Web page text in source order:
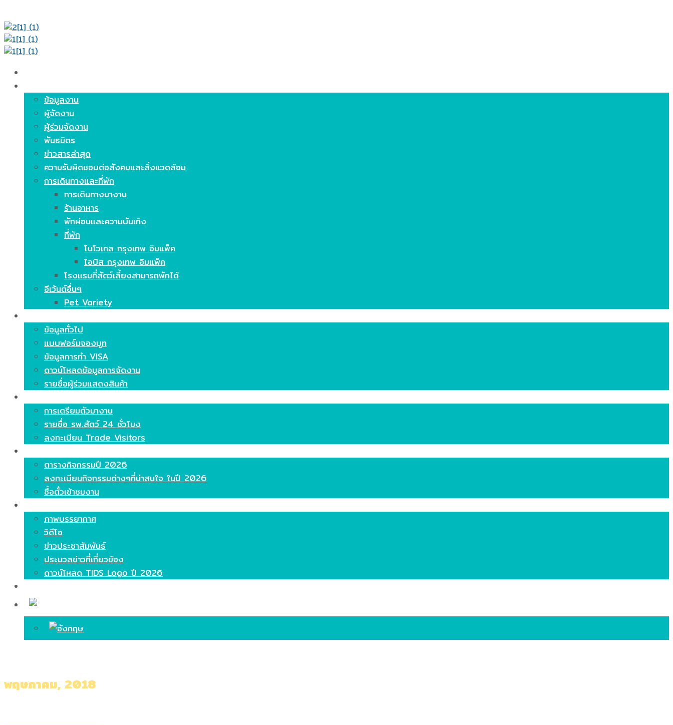
ข้อมูลงาน
ผู้จัดงาน
ผู้ร่วมจัดงาน
พันธมิตร
ข่าวสารล่าสุด
ความรับผิดชอบต่อสังคมและสิ่งแวดล้อม
การเดินทางและที่พัก
การเดินทางมางาน
ร้านอาหาร
พักผ่อนและความบันเทิง
ที่พัก
โนโวเทล กรุงเทพ อิมแพ็ค
ไอบิส กรุงเทพ อิมแพ็ค
โรงแรมที่สัตว์เลี้ยงสามารถพักได้
อีเว้นต์อื่นๆ
Pet Variety
ข้อมูลทั่วไป
แบบฟอร์มจองบูท
ข้อมูลการทำ VISA
ดาวน์โหลดข้อมูลการจัดงาน
รายชื่อผู้ร่วมแสดงสินค้า
การเตรียมตัวมางาน
รายชื่อ รพ.สัตว์ 24 ชั่วโมง
ลงทะเบียน Trade Visitors
ตารางกิจกรรมปี 2026
ลงทะเบียนกิจกรรมต่างๆที่น่าสนใจ ในปี 2026
ซื้อตั๋วเข้าชมงาน
ภาพบรรยากาศ
วิดีโอ
ข่าวประชาสัมพันธ์
ประมวลข่าวที่เกี่ยวข้อง
ดาวน์โหลด TIDS Logo ปี 2026
พฤษภาคม, 2018